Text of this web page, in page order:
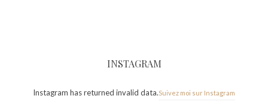
INSTAGRAM
Instagram has returned invalid data.Suivez moi sur Instagram